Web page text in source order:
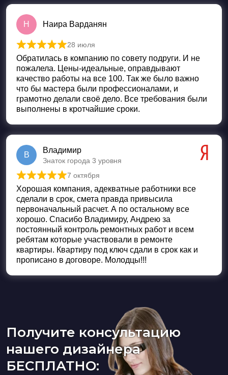
Н Наира Варданян
Оценка
28 июля
Обратилась в компанию по совету подруги. И не
пожалела. Цены-идеальные, оправдывают
качество работы на все 100. Так же было важно
что бы мастера были профессионалами, и
грамотно делали своё дело. Все требования были
выполнены в кротчайшие сроки.
В
Владимир
Знаток города 3 уровня
Оценка из 5
7 октября
Хорошая компания, адекватные работники все
сделали в срок, смета правда привысила
первоначальный расчет. А по остальному все
хорошо. Спасибо Владимиру, Андрею за
постоянный контроль ремонтных работ и всем
ребятам которые участвовали в ремонте
квартиры. Квартиру под ключ сдали в срок как и
прописано в договоре. Молодцы!!!
Получите консультацию
нашего дизайнера
БЕСПЛАТНО: